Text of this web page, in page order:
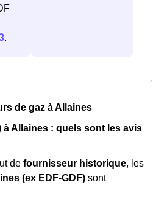
.
de gaz à Allaines
à Allaines : quels sont les avis
de fournisseur historique, les
(ex EDF-GDF) sont